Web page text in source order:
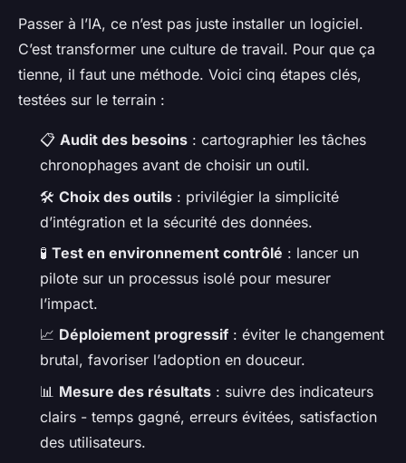
Passer à l’IA, ce n’est pas juste installer un logiciel.
C’est transformer une culture de travail. Pour que ça
tienne, il faut une méthode. Voici cinq étapes clés,
testées sur le terrain :
📋 Audit des besoins : cartographier les tâches
chronophages avant de choisir un outil.
🛠️ Choix des outils : privilégier la simplicité
d’intégration et la sécurité des données.
🧪 Test en environnement contrôlé : lancer un
pilote sur un processus isolé pour mesurer
l’impact.
📈 Déploiement progressif : éviter le changement
brutal, favoriser l’adoption en douceur.
📊 Mesure des résultats : suivre des indicateurs
clairs - temps gagné, erreurs évitées, satisfaction
des utilisateurs.